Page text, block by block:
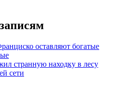
оставляют богатые
странную находку в лесу
сети